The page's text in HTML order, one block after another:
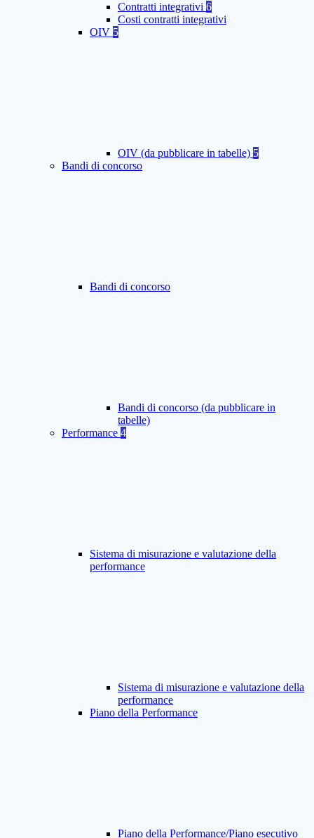
Contratti integrativi 6
Costi contratti integrativi
OIV 5
OIV (da pubblicare in tabelle) 5
Bandi di concorso
Bandi di concorso
Bandi di concorso (da pubblicare in
tabelle)
Performance 4
Sistema di misurazione e valutazione della
performance
Sistema di misurazione e valutazione della
performance
Piano della Performance
Piano della Performance/Piano esecutivo